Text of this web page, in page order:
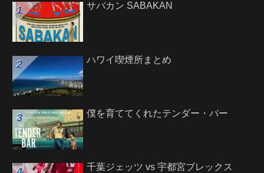
サバカン SABAKAN
ハワイ喫煙所まとめ
僕を育ててくれたテンダー・バー
千葉ジェッツ vs 宇都宮ブレックス